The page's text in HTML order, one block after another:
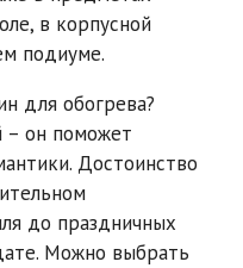
в корпусной
подиуме.
для обогрева?
– он поможет
Достоинство
до праздничных
Можно выбрать